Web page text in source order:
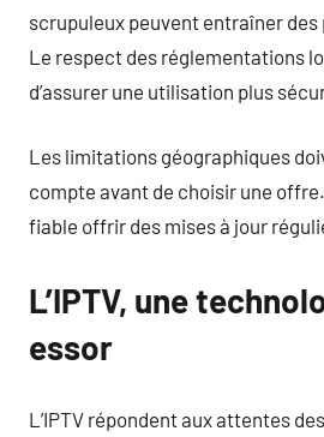
scrupuleux peuvent entraîner
Le respect des réglementations
d’assurer une utilisation plus
Les limitations géographiques
compte avant de choisir une
fiable offrir des mises à jour
L’IPTV, une
essor
L’IPTV répondent aux attentes